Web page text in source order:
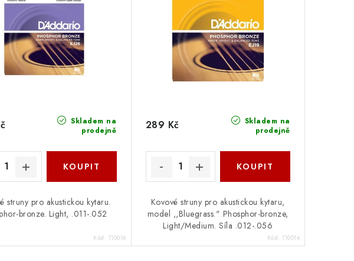
Skladem na
prodejně
struny pro akustickou kytaru.
bronze. Light, .011-.052
Kód: 110016
Skladem na
prodejně
289 Kč
Kovové struny pro akustickou kytaru,
model ,,Bluegrass." Phosphor-bronze,
Light/Medium. Síla .012-.056
Kód: 110014